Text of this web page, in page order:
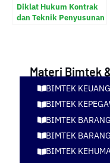
Diklat Hukum Kontrak
dan Teknik Penyusunan
Materi Bimtek
BIMTEK
BIMTEK
BIMTEK
BIMTEK
BIMTEK